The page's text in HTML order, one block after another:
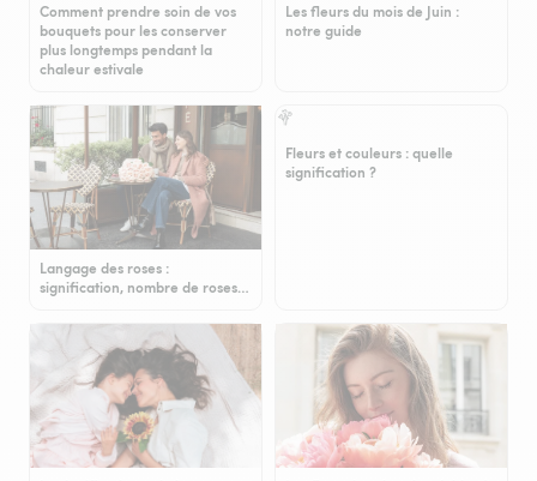
Comment prendre soin de vos
bouquets pour les conserver
plus longtemps pendant la
chaleur estivale
Les fleurs du mois de Juin :
notre guide
Langage des roses :
signification, nombre de roses…
Fleurs et couleurs : quelle
signification ?